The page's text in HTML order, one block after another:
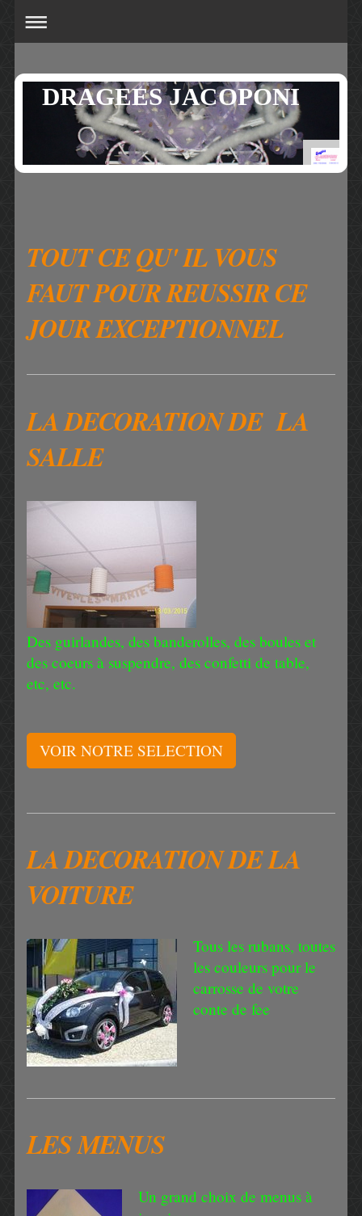
DRAGEES JACOPONI
TOUT CE QU' IL VOUS
FAUT POUR REUSSIR CE
JOUR EXCEPTIONNEL
LA DECORATION DE LA
SALLE
Des guirlandes, des banderolles, des boules et
des coeurs à suspendre, des confetti de table,
etc, etc.
VOIR NOTRE SELECTION
LA DECORATION DE LA
VOITURE
Tous les rubans, toutes
les couleurs pour le
carrosse de votre
conte de fee
LES MENUS
Un grand choix de menus à